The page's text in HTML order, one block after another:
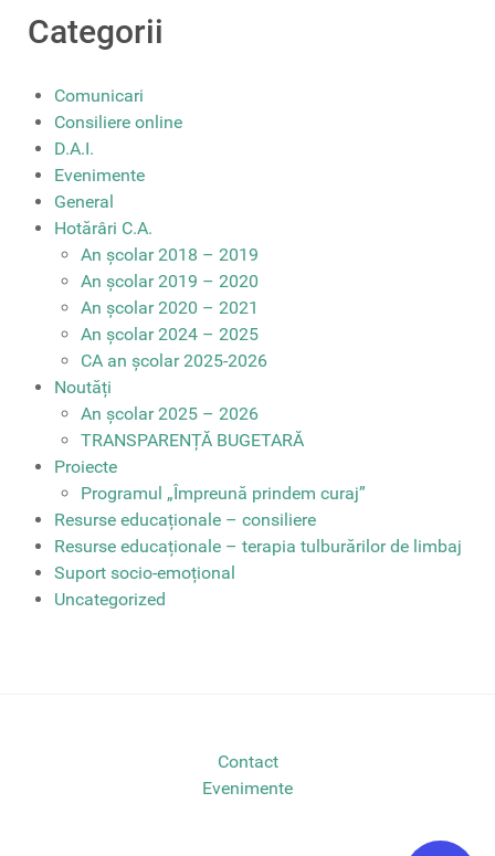
Categorii
Comunicari
Consiliere online
D.A.I.
Evenimente
General
Hotărâri C.A.
An școlar 2018 – 2019
An școlar 2019 – 2020
An școlar 2020 – 2021
An școlar 2024 – 2025
CA an școlar 2025-2026
Noutăți
An școlar 2025 – 2026
TRANSPARENȚĂ BUGETARĂ
Proiecte
Programul „Împreună prindem curaj”
Resurse educaționale – consiliere
Resurse educaționale – terapia tulburărilor de limbaj
Suport socio-emoțional
Uncategorized
Contact
Evenimente